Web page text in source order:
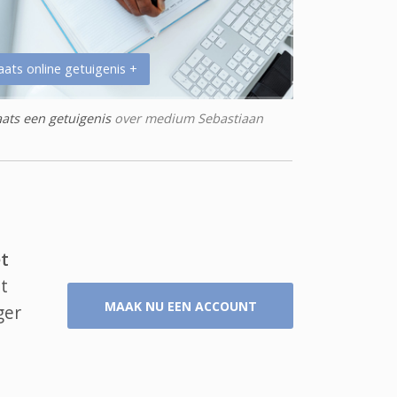
online getuigenis +
een getuigenisover medium Sebastiaan
MAAK NU EEN ACCOUNT